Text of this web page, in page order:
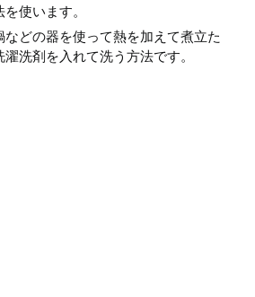
使います。
などの器を使って熱を加えて煮立た
洗剤を入れて洗う方法です。